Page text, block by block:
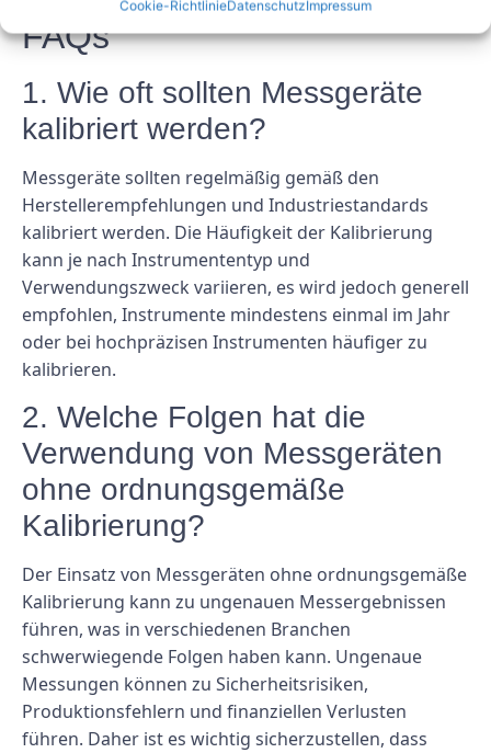
Cookie-RichtlinieDatenschutzImpressum
FAQs
1. Wie oft sollten Messgeräte
kalibriert werden?
Messgeräte sollten regelmäßig gemäß den
Herstellerempfehlungen und Industriestandards
kalibriert werden. Die Häufigkeit der Kalibrierung
kann je nach Instrumententyp und
Verwendungszweck variieren, es wird jedoch generell
empfohlen, Instrumente mindestens einmal im Jahr
oder bei hochpräzisen Instrumenten häufiger zu
kalibrieren.
2. Welche Folgen hat die
Verwendung von Messgeräten
ohne ordnungsgemäße
Kalibrierung?
Der Einsatz von Messgeräten ohne ordnungsgemäße
Kalibrierung kann zu ungenauen Messergebnissen
führen, was in verschiedenen Branchen
schwerwiegende Folgen haben kann. Ungenaue
Messungen können zu Sicherheitsrisiken,
Produktionsfehlern und finanziellen Verlusten
führen. Daher ist es wichtig sicherzustellen, dass